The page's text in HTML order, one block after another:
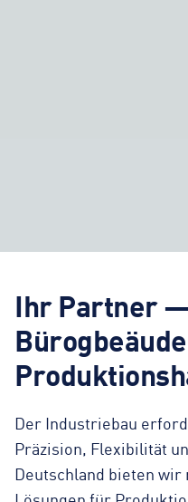
Ihr Partner
Der Industriebau
Präzision, Flexibilität
Deutschland bieten